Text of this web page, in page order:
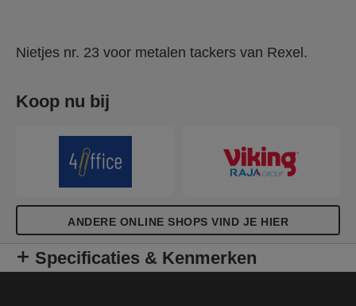
Nietjes nr. 23 voor metalen tackers van Rexel.
Koop nu bij
ANDERE ONLINE SHOPS VIND JE HIER
Specificaties & Kenmerken